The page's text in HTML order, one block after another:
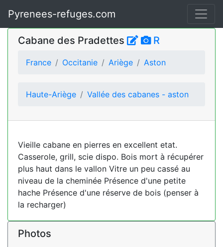
Pyrenees-refuges.com
Cabane des Pradettes R
France Occitanie Ariège Aston
Haute-Ariège Vallée des cabanes - aston
Vieille cabane en pierres en excellent etat.
Casserole, grill, scie dispo. Bois mort à récupérer
plus haut dans le vallon Vitre un peu cassé au
niveau de la cheminée Présence d'une petite
hache Présence d'une réserve de bois (penser à
la recharger)
Photos